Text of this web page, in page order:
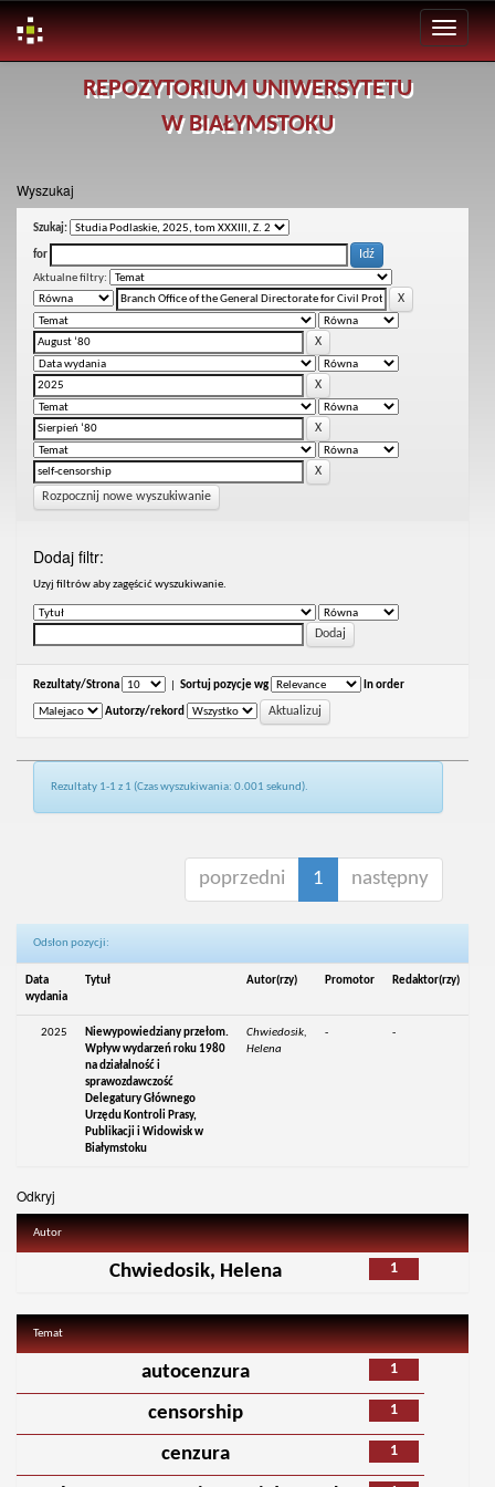
REPOZYTORIUM UNIWERSYTETU
W BIAŁYMSTOKU
Wyszukaj
Szukaj:
for
Aktualne filtry:
Rozpocznij nowe wyszukiwanie
Dodaj filtr:
Uzyj filtrów aby zagęścić wyszukiwanie.
Rezultaty/Strona Sortuj pozycje wg In order
Autorzy/rekord
Rezultaty 1-1 z 1 (Czas wyszukiwania: 0.001 sekund).
poprzedni 1 następny
Odsłon pozycji:
Data
wydania
Tytuł Autor(rzy) Promotor Redaktor(rzy)
2025
Niewypowiedziany przełom.
Wpływ wydarzeń roku 1980
na działalność i
sprawozdawczość
Delegatury Głównego
Urzędu Kontroli Prasy,
Publikacji i Widowisk w
Białymstoku
Chwiedosik,
Helena
- -
Odkryj
Autor
1
Chwiedosik, Helena
Temat
1
autocenzura
1
censorship
1
cenzura